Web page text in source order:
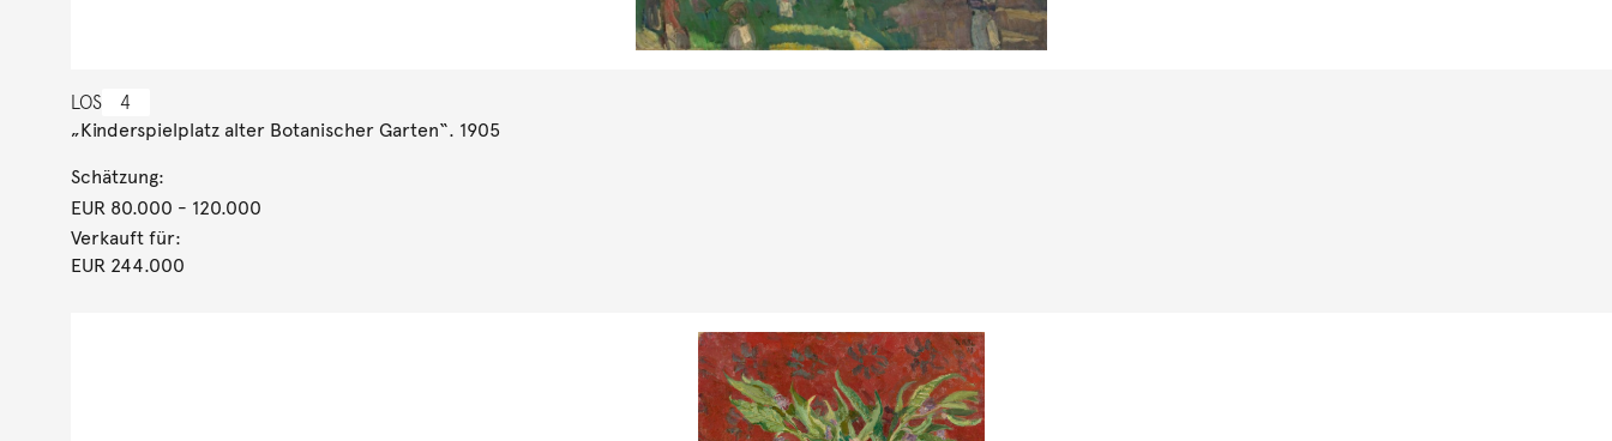
LOS 4
„Kinderspielplatz alter Botanischer Garten“. 1905
Schätzung:
EUR 80.000 - 120.000
Verkauft für:
EUR 244.000